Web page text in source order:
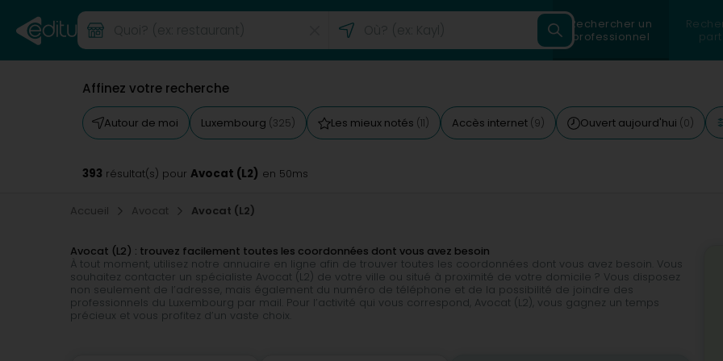
Rechercher un
professionnel
Affinez votre recherche
Autour de moi Luxembourg (325) Les mieux notés (11) Accès internet (9) Ouvert aujourd'hui (0)
393 résultat(s) pour Avocat (L2) en 50ms
Accueil Avocat Avocat (L2)
Avocat (L2) : trouvez facilement toutes les coordonnées dont vous avez besoin
À tout moment, utilisez notre annuaire en ligne afin de trouver toutes les coordonnées dont vous avez besoin. Vous
souhaitez contacter un spécialiste Avocat (L2) de votre ville ou situé à proximité de votre domicile ? Vous disposez
non seulement de l’adresse, mais également du numéro de téléphone et de la possibilité de joindre des
professionnels du Luxembourg par mail. Pour l’activité qui vous correspond, Avocat (L2), vous gagnez un temps
précieux et vous profitez d’un vaste choix.